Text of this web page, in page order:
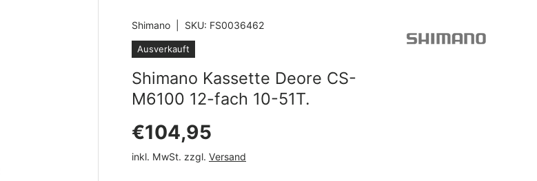
Shimano SKU: FS0036462
Ausverkauft
Shimano Kassette Deore CS-
M6100 12-fach 10-51T.
Normaler Preis
€104,95
inkl. MwSt. zzgl. Versand